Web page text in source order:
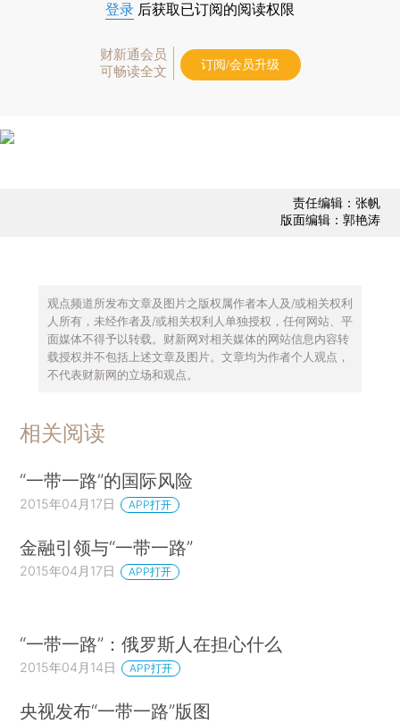
登录 后获取已订阅的阅读权限
财新通会员
可畅读全文
订阅/会员升级
责任编辑：张帆
版面编辑：郭艳涛
观点频道所发布文章及图片之版权属作者本人及/或相关权利
人所有，未经作者及/或相关权利人单独授权，任何网站、平
面媒体不得予以转载。财新网对相关媒体的网站信息内容转
载授权并不包括上述文章及图片。文章均为作者个人观点，
不代表财新网的立场和观点。
相关阅读
“一带一路”的国际风险
2015年04月17日 APP打开
金融引领与“一带一路”
2015年04月17日 APP打开
“一带一路”：俄罗斯人在担心什么
2015年04月14日 APP打开
央视发布“一带一路”版图